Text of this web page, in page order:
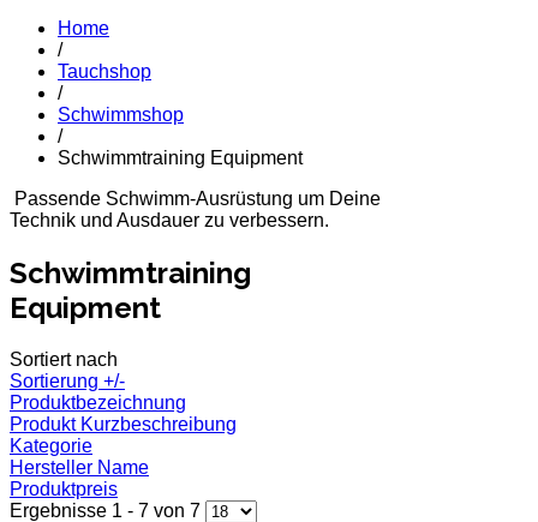
Home
/
Tauchshop
/
Schwimmshop
/
Schwimmtraining Equipment
Passende Schwimm-Ausrüstung um Deine
Technik und Ausdauer zu verbessern.
Schwimmtraining
Equipment
Sortiert nach
Sortierung +/-
Produktbezeichnung
Produkt Kurzbeschreibung
Kategorie
Hersteller Name
Produktpreis
Ergebnisse 1 - 7 von 7